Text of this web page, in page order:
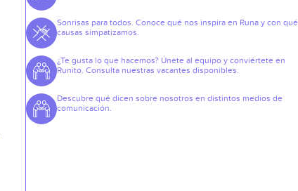
Sonrisas para todos. Conoce qué nos inspira en Runa y con qué
causas simpatizamos.
¿Te gusta lo que hacemos? Únete al equipo y conviértete en
Runito. Consulta nuestras vacantes disponibles.
Descubre qué dicen sobre nosotros en distintos medios de
comunicación.